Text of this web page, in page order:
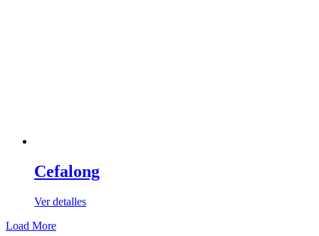
Cefalong
Ver detalles
Load More